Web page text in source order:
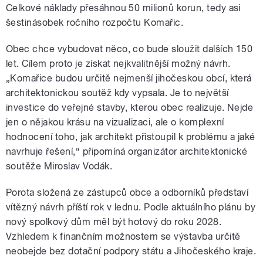
Celkové náklady přesáhnou 50 milionů korun, tedy asi
šestinásobek ročního rozpočtu Komařic.
Obec chce vybudovat něco, co bude sloužit dalších 150
let. Cílem proto je získat nejkvalitnější možný návrh.
„Komařice budou určitě nejmenší jihočeskou obcí, která
architektonickou soutěž kdy vypsala. Je to největší
investice do veřejné stavby, kterou obec realizuje. Nejde
jen o nějakou krásu na vizualizaci, ale o komplexní
hodnocení toho, jak architekt přistoupil k problému a jaké
navrhuje řešení,“ připomíná organizátor architektonické
soutěže Miroslav Vodák.
Porota složená ze zástupců obce a odborníků představí
vítězný návrh příští rok v lednu. Podle aktuálního plánu by
nový spolkový dům měl být hotový do roku 2028.
Vzhledem k finančním možnostem se výstavba určitě
neobejde bez dotační podpory státu a Jihočeského kraje.